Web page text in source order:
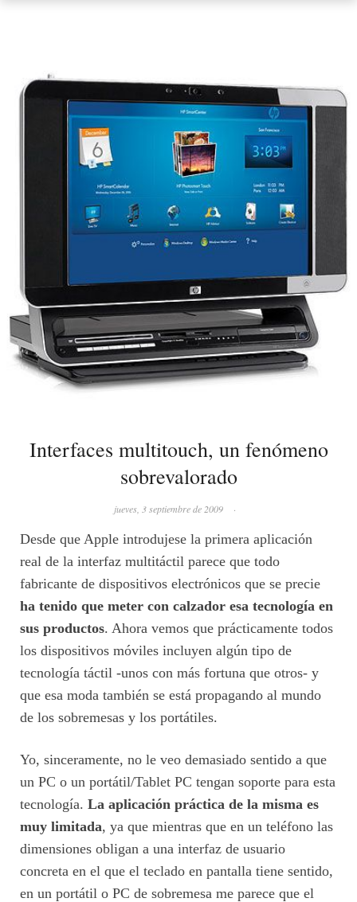
Interfaces multitouch, un fenómeno
sobrevalorado
jueves, 3 septiembre de 2009 ·
Desde que Apple introdujese la primera aplicación
real de la interfaz multitáctil parece que todo
fabricante de dispositivos electrónicos que se precie
ha tenido que meter con calzador esa tecnología en
sus productos. Ahora vemos que prácticamente todos
los dispositivos móviles incluyen algún tipo de
tecnología táctil -unos con más fortuna que otros- y
que esa moda también se está propagando al mundo
de los sobremesas y los portátiles.
Yo, sinceramente, no le veo demasiado sentido a que
un PC o un portátil/Tablet PC tengan soporte para esta
tecnología. La aplicación práctica de la misma es
muy limitada, ya que mientras que en un teléfono las
dimensiones obligan a una interfaz de usuario
concreta en el que el teclado en pantalla tiene sentido,
en un portátil o PC de sobremesa me parece que el